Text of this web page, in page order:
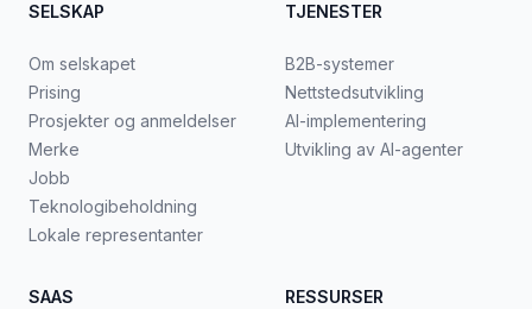
SELSKAP
Om selskapet
Prising
Prosjekter og anmeldelser
Merke
Jobb
Teknologibeholdning
Lokale representanter
TJENESTER
B2B-systemer
Nettstedsutvikling
AI-implementering
Utvikling av AI-agenter
SAAS RESSURSER